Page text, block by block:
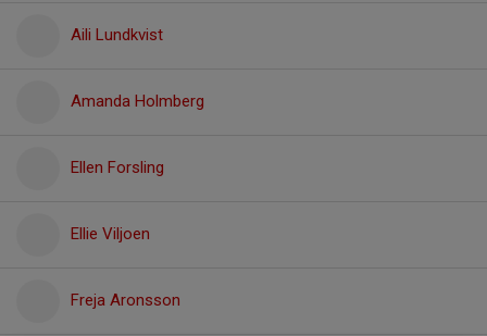
Aili Lundkvist
Amanda Holmberg
Ellen Forsling
Ellie Viljoen
Freja Aronsson